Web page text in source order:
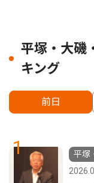
平塚・大磯
キング
前日
1
平塚